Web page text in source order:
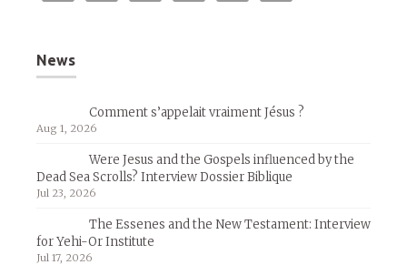
News
Comment s’appelait vraiment Jésus ?
Aug 1, 2026
Were Jesus and the Gospels influenced by the
Dead Sea Scrolls? Interview Dossier Biblique
Jul 23, 2026
The Essenes and the New Testament: Interview
for Yehi-Or Institute
Jul 17, 2026